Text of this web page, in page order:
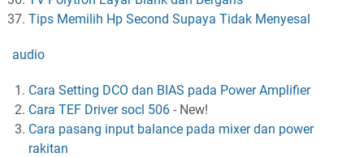
Tips Memilih Hp Second Supaya Tidak Menyesal
audio
Cara Setting DCO dan BIAS pada Power Amplifier
Cara TEF Driver socl 506 - New!
Cara pasang input balance pada mixer dan power
rakitan